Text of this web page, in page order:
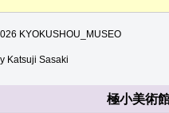
KYOKUSHOU_MUSEO
Katsuji Sasaki